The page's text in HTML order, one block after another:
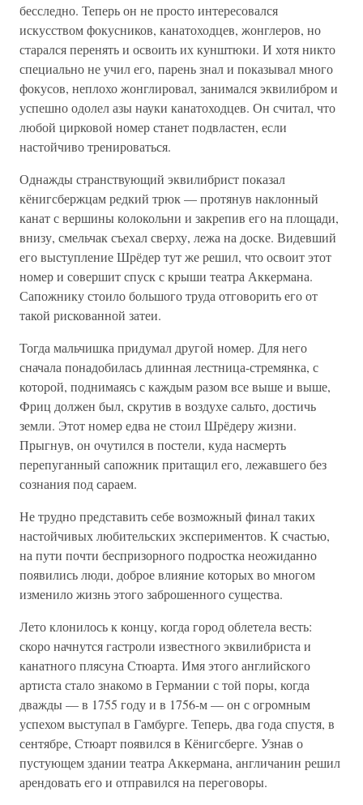
бесследно. Теперь он не просто интересовался
искусством фокусников, канатоходцев, жонглеров, но
старался перенять и освоить их кунштюки. И хотя никто
специально не учил его, парень знал и показывал много
фокусов, неплохо жонглировал, занимался эквилибром и
успешно одолел азы науки канатоходцев. Он считал, что
любой цирковой номер станет подвластен, если
настойчиво тренироваться.
Однажды странствующий эквилибрист показал
кёнигсбержцам редкий трюк — протянув наклонный
канат с вершины колокольни и закрепив его на площади,
внизу, смельчак съехал сверху, лежа на доске. Видевший
его выступление Шрёдер тут же решил, что освоит этот
номер и совершит спуск с крыши театра Аккермана.
Сапожнику стоило большого труда отговорить его от
такой рискованной затеи.
Тогда мальчишка придумал другой номер. Для него
сначала понадобилась длинная лестница-стремянка, с
которой, поднимаясь с каждым разом все выше и выше,
Фриц должен был, скрутив в воздухе сальто, достичь
земли. Этот номер едва не стоил Шрёдеру жизни.
Прыгнув, он очутился в постели, куда насмерть
перепуганный сапожник притащил его, лежавшего без
сознания под сараем.
Не трудно представить себе возможный финал таких
настойчивых любительских экспериментов. К счастью,
на пути почти беспризорного подростка неожиданно
появились люди, доброе влияние которых во многом
изменило жизнь этого заброшенного существа.
Лето клонилось к концу, когда город облетела весть:
скоро начнутся гастроли известного эквилибриста и
канатного плясуна Стюарта. Имя этого английского
артиста стало знакомо в Германии с той поры, когда
дважды — в 1755 году и в 1756-м — он с огромным
успехом выступал в Гамбурге. Теперь, два года спустя, в
сентябре, Стюарт появился в Кёнигсберге. Узнав о
пустующем здании театра Аккермана, англичанин решил
арендовать его и отправился на переговоры.